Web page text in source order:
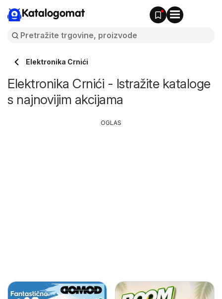
Katalogomat
Elektronika Crnići
Elektronika Crnići - Istražite kataloge
s najnovijim akcijama
OGLAS